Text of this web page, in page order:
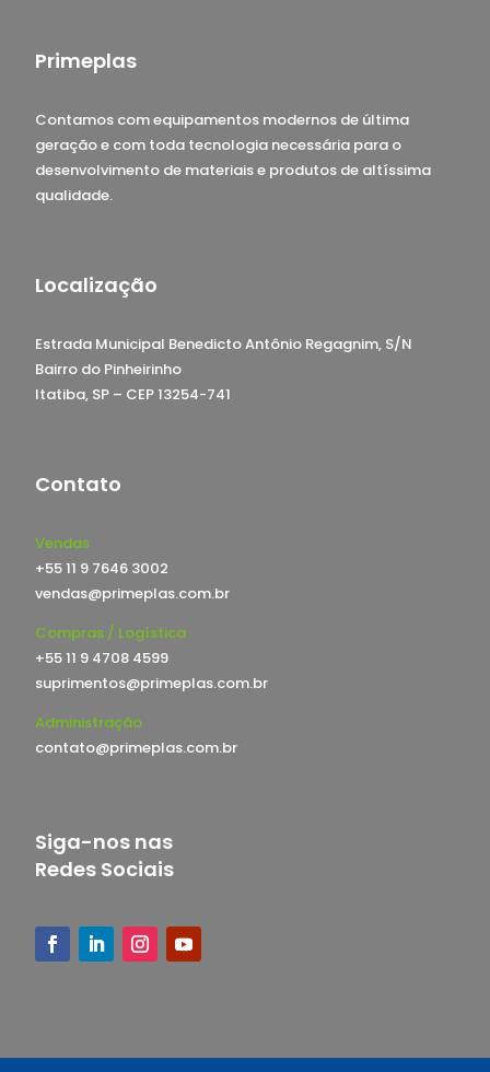
Primeplas
Contamos com equipamentos modernos de última
geração e com toda tecnologia necessária para o
desenvolvimento de materiais e produtos de altíssima
qualidade.
Localização
Estrada Municipal Benedicto Antônio Regagnim, S/N
Bairro do Pinheirinho
Itatiba, SP – CEP 13254-741
Contato
Vendas
+55 11 9 7646 3002
vendas@primeplas.com.br
Compras / Logística
+55 11 9 4708 4599
suprimentos@primeplas.com.br
Administração
contato@primeplas.com.br
Siga-nos nas
Redes Sociais